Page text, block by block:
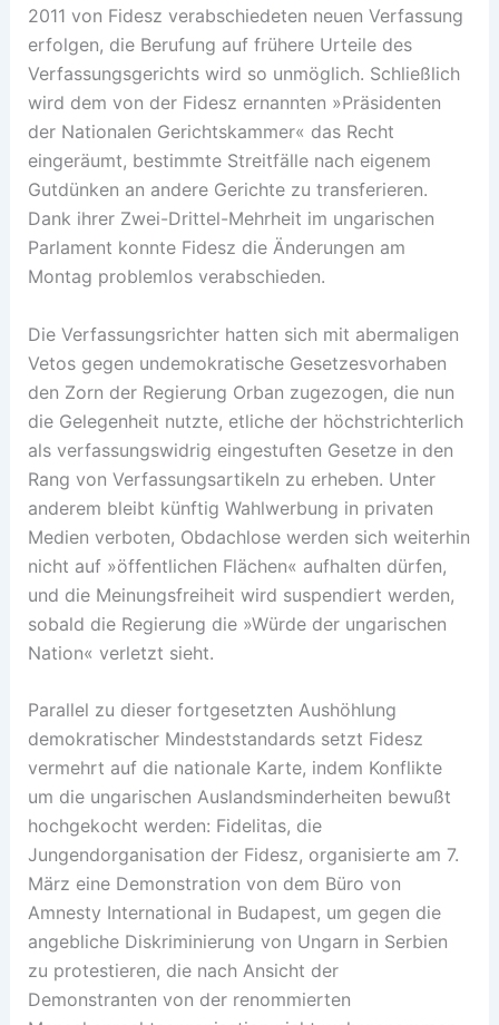
2011 von Fidesz verabschiedeten neuen Verfassung
erfolgen, die Berufung auf frühere Urteile des
Verfassungsgerichts wird so unmöglich. Schließlich
wird dem von der Fidesz ernannten »Präsidenten
der Nationalen Gerichtskammer« das Recht
eingeräumt, bestimmte Streitfälle nach eigenem
Gutdünken an andere Gerichte zu transferieren.
Dank ihrer Zwei-Drittel-Mehrheit im ungarischen
Parlament konnte Fidesz die Änderungen am
Montag problemlos verabschieden.
Die Verfassungsrichter hatten sich mit abermaligen
Vetos gegen undemokratische Gesetzesvorhaben
den Zorn der Regierung Orban zugezogen, die nun
die Gelegenheit nutzte, etliche der höchstrichterlich
als verfassungswidrig eingestuften Gesetze in den
Rang von Verfassungsartikeln zu erheben. Unter
anderem bleibt künftig Wahlwerbung in privaten
Medien verboten, Obdachlose werden sich weiterhin
nicht auf »öffentlichen Flächen« aufhalten dürfen,
und die Meinungsfreiheit wird suspendiert werden,
sobald die Regierung die »Würde der ungarischen
Nation« verletzt sieht.
Parallel zu dieser fortgesetzten Aushöhlung
demokratischer Mindeststandards setzt Fidesz
vermehrt auf die nationale Karte, indem Konflikte
um die ungarischen Auslandsminderheiten bewußt
hochgekocht werden: Fidelitas, die
Jungendorganisation der Fidesz, organisierte am 7.
März eine Demonstration von dem Büro von
Amnesty International in Budapest, um gegen die
angebliche Diskriminierung von Ungarn in Serbien
zu protestieren, die nach Ansicht der
Demonstranten von der renommierten